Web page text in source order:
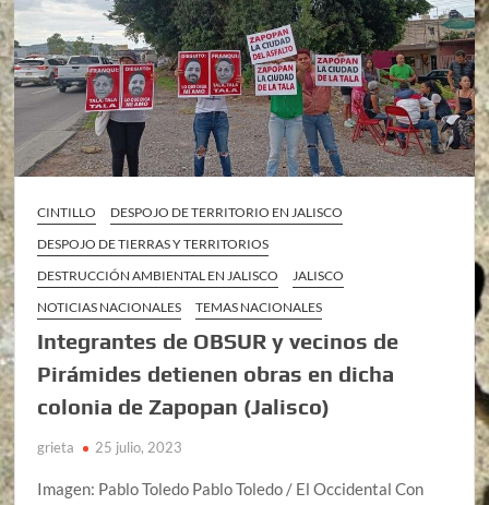
CINTILLO
DESPOJO DE TERRITORIO EN JALISCO
DESPOJO DE TIERRAS Y TERRITORIOS
DESTRUCCIÓN AMBIENTAL EN JALISCO
JALISCO
NOTICIAS NACIONALES
TEMAS NACIONALES
Integrantes de OBSUR y vecinos de
Pirámides detienen obras en dicha
colonia de Zapopan (Jalisco)
grieta 25 julio, 2023
Imagen: Pablo Toledo Pablo Toledo / El Occidental Con